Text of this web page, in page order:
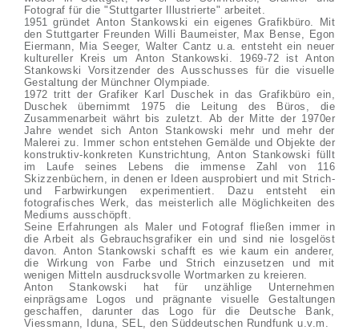
Fotograf für die "Stuttgarter Illustrierte" arbeitet.
1951 gründet Anton Stankowski ein eigenes Grafikbüro. Mit
den Stuttgarter Freunden Willi Baumeister, Max Bense, Egon
Eiermann, Mia Seeger, Walter Cantz u.a. entsteht ein neuer
kultureller Kreis um Anton Stankowski. 1969-72 ist Anton
Stankowski Vorsitzender des Ausschusses für die visuelle
Gestaltung der Münchner Olympiade.
1972 tritt der Grafiker Karl Duschek in das Grafikbüro ein,
Duschek übernimmt 1975 die Leitung des Büros, die
Zusammenarbeit währt bis zuletzt. Ab der Mitte der 1970er
Jahre wendet sich Anton Stankowski mehr und mehr der
Malerei zu. Immer schon entstehen Gemälde und Objekte der
konstruktiv-konkreten Kunstrichtung, Anton Stankowski füllt
im Laufe seines Lebens die immense Zahl von 116
Skizzenbüchern, in denen er Ideen ausprobiert und mit Strich-
und Farbwirkungen experimentiert. Dazu entsteht ein
fotografisches Werk, das meisterlich alle Möglichkeiten des
Mediums ausschöpft.
Seine Erfahrungen als Maler und Fotograf fließen immer in
die Arbeit als Gebrauchsgrafiker ein und sind nie losgelöst
davon. Anton Stankowski schafft es wie kaum ein anderer,
die Wirkung von Farbe und Strich einzusetzen und mit
wenigen Mitteln ausdrucksvolle Wortmarken zu kreieren.
Anton Stankowski hat für unzählige Unternehmen
einprägsame Logos und prägnante visuelle Gestaltungen
geschaffen, darunter das Logo für die Deutsche Bank,
Viessmann, Iduna, SEL, den Süddeutschen Rundfunk u.v.m.